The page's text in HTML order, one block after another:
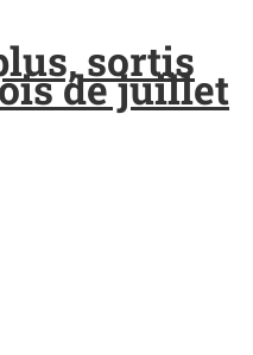
sortis
de juillet